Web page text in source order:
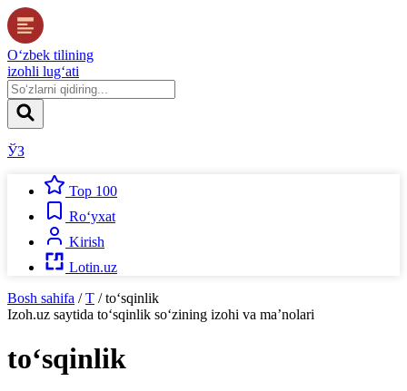
O‘zbek tilining
izohli lug‘ati
ЎЗ
Top 100
Ro‘yxat
Kirish
Lotin.uz
Bosh sahifa / T / to‘sqinlik
Izoh.uz saytida to‘sqinlik so‘zining izohi va ma’nolari
to‘sqinlik